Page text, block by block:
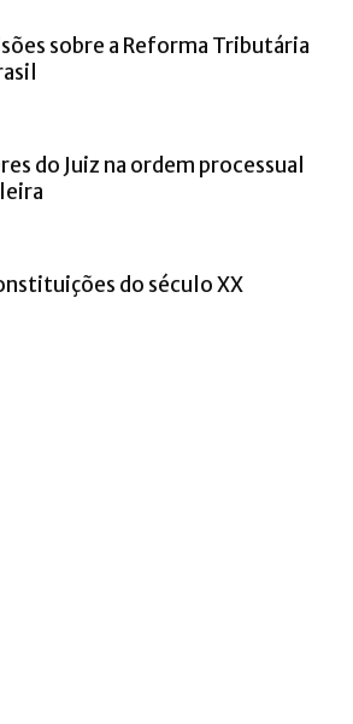
sobre a Reforma Tributária
do Juiz na ordem processual
do século XX